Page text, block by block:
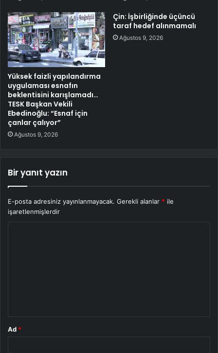
Yüksek faizli yapılandırma
uygulaması esnafın
beklentisini karışlamadı…
TESK Başkan Vekili
Ebedinoğlu: “Esnaf için
çanlar çalıyor”
Ağustos 9, 2026
Çin: İşbirliğinde üçüncü
taraf hedef alınmamalı
Ağustos 9, 2026
Bir yanıt yazın
E-posta adresiniz yayınlanmayacak. Gerekli alanlar * ile
işaretlenmişlerdir
Ad *